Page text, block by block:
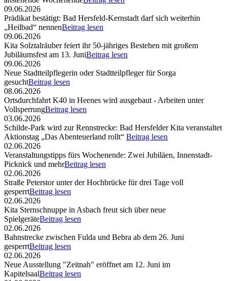
09.06.2026
Prädikat bestätigt: Bad Hersfeld-Kernstadt darf sich weiterhin
„Heilbad“ nennenBeitrag lesen
09.06.2026
Kita Solztalräuber feiert ihr 50-jähriges Bestehen mit großem
Jubiläumsfest am 13. JuniBeitrag lesen
09.06.2026
Neue Stadtteilpflegerin oder Stadtteilpfleger für Sorga
gesuchtBeitrag lesen
08.06.2026
Ortsdurchfahrt K40 in Heenes wird ausgebaut - Arbeiten unter
VollsperrungBeitrag lesen
03.06.2026
Schilde-Park wird zur Rennstrecke: Bad Hersfelder Kita veranstaltet
Aktionstag „Das Abenteuerland rollt“ Beitrag lesen
02.06.2026
Veranstaltungstipps fürs Wochenende: Zwei Jubiläen, Innenstadt-
Picknick und mehrBeitrag lesen
02.06.2026
Straße Peterstor unter der Hochbrücke für drei Tage voll
gesperrtBeitrag lesen
02.06.2026
Kita Sternschnuppe in Asbach freut sich über neue
SpielgeräteBeitrag lesen
02.06.2026
Bahnstrecke zwischen Fulda und Bebra ab dem 26. Juni
gesperrtBeitrag lesen
02.06.2026
Neue Ausstellung "Zeitnah" eröffnet am 12. Juni im
KapitelsaalBeitrag lesen